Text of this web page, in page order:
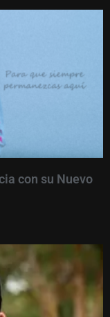
con su Nuevo